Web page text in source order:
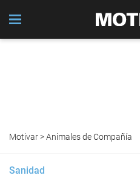
Motivar>Animales de Compañía
Sanidad